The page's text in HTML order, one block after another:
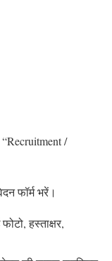
/
फॉर्म भरें।
हस्ताक्षर,